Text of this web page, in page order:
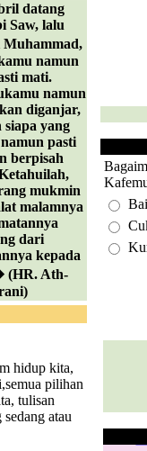
datang
Saw, lalu
namun
mati.
namun
diganjar,
yang
pasti
berpisah
mukmin
malamnya
dari
kepada
(HR. Ath-
hidup kita,
pilihan
tulisan
atau